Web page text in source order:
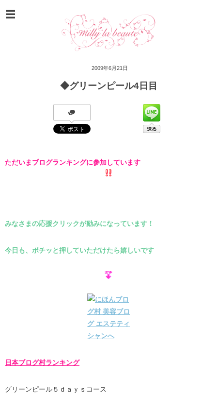
2009年6月21日
◆グリーンピール4日目
ただいまブログランキングに参加しています
みなさまの応援クリックが励みになっています！
今日も、ポチッと押していただけたら嬉しいです
日本ブログ村ランキング
グリーンピール５ｄａｙｓコース